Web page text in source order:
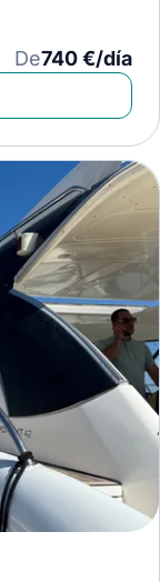
De740 €/día